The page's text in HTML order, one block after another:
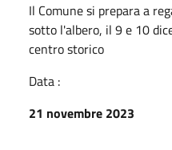
Il Comune si prepara a
sotto l'albero, il 9 e 10
centro storico
Data :
21 novembre 2023